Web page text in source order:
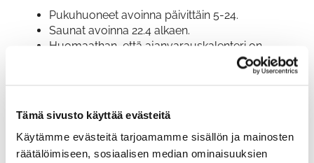
Tämä sivusto käyttää evästeitä
Käytämme evästeitä tarjoamamme sisällön ja mainosten
räätälöimiseen, sosiaalisen median ominaisuuksien
Pukuhuoneet avoinna päivittäin 5-24.
Saunat avoinna 22.4 alkaen.
Huomaathan, että ajanvarauskalenteri on
muuttunut kuvien osoittamalla tavalla.
Molemmat 9 reikäiset ajanvarauskalenterit